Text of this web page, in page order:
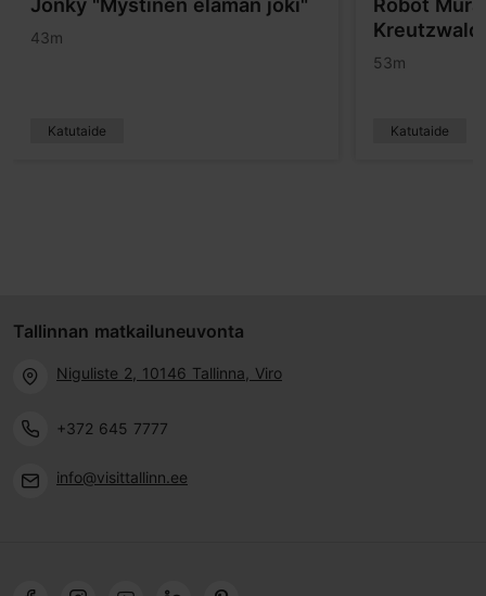
Jonky "Mystinen elämän joki"
43m
Katutaide
Robot
53m
Katutaide
Tallinnan matkailuneuvonta
Niguliste 2, 10146 Tallinna, Viro
+372 645 7777
info@visittallinn.ee